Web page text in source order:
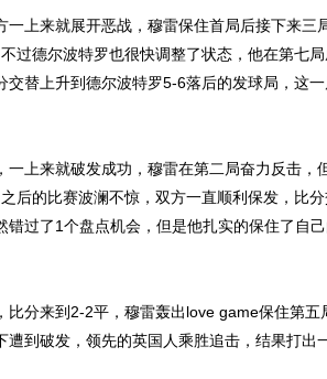
上来就展开恶战，穆雷保住首局后接下来三
过德尔波特罗也很快调整了状态，他在第七
替上升到德尔波特罗5-6落后的发球局，这一
上来就破发成功，穆雷在第二局奋力反击，
后的比赛波澜不惊，双方一直顺利保发，比
错过了1个盘点机会，但是他扎实的保住了自
分来到2-2平，穆雷轰出love game保住第五
到破发，领先的英国人乘胜追击，结果打出